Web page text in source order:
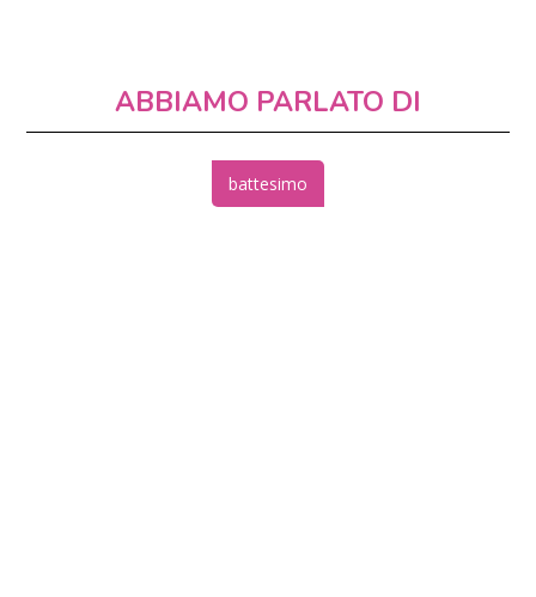
ABBIAMO PARLATO DI
battesimo